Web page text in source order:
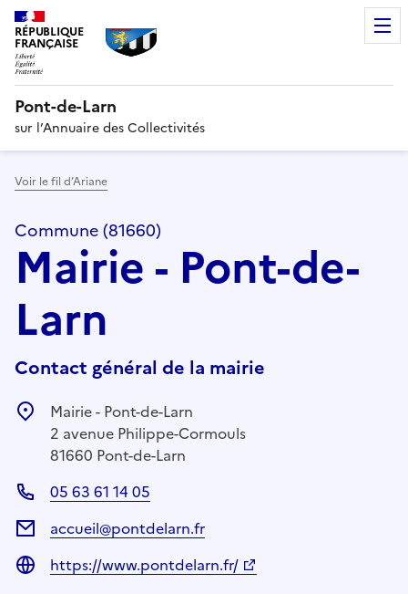
RÉPUBLIQUE
FRANÇAISE
Pont-de-Larn
sur l’Annuaire des Collectivités
Voir le fil d’Ariane
Commune (81660)
Mairie - Pont-de-
Larn
Contact général de la mairie
Mairie - Pont-de-Larn
2 avenue Philippe-Cormouls
81660 Pont-de-Larn
05 63 61 14 05
accueil@pontdelarn.fr
https://www.pontdelarn.fr/